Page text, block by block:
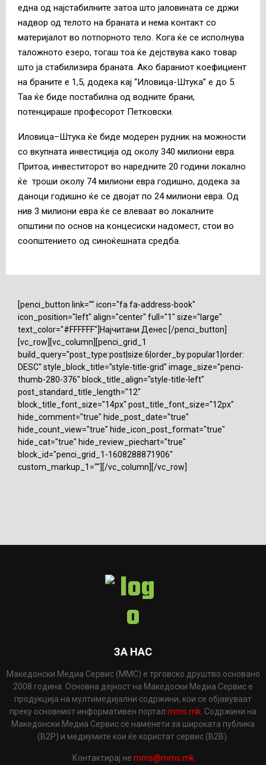
една од најстабилните затоа што јаловината се држи
надвор од телото на браната и нема контакт со
материјалот во потпорното тело. Кога ќе се исполнува
таложното езеро, тогаш тоа ќе дејствува како товар
што ја стабилизира браната. Ако бараниот коефициент
на браните е 1,5, додека кај “Иловица-Штука” е до 5.
Таа ќе биде постабилна од водните брани,
потенцираше професорот Петковски.
Иловица–Штука ќе биде модерен рудник на можности
со вкупната инвестиција од околу 340 милиони евра.
Притоа, инвеститорот во наредните 20 години локално
ќе троши околу 74 милиони евра годишно, додека за
даноци годишно ќе се двојат по 24 милиони евра. Од
нив 3 милиони евра ќе се влеваат во локалните
општини по основ на концесиски надомест, стои во
соопштението од синоќешната средба.
[penci_button link="" icon="fa fa-address-book"
icon_position="left" align="center" full="1" size="large"
text_color="#FFFFFF"]Најчитани Денес [/penci_button]
[vc_row][vc_column][penci_grid_1
build_query="post_type:post|size:6|order_by:popular1|order:
DESC" style_block_title="style-title-grid" image_size="penci-
thumb-280-376" block_title_align="style-title-left"
post_standard_title_length="12"
block_title_font_size="14px" post_title_font_size="12px"
hide_comment="true" hide_post_date="true"
hide_count_view="true" hide_icon_post_format="true"
hide_cat="true" hide_review_piechart="true"
block_id="penci_grid_1-1608288871906"
custom_markup_1=""][/vc_column][/vc_row]
ЗА НАС
Македонски Медиа Сервис (ММС) е трговско друштво основано
2008 година. Основна дејност на Македоски Медиа Сервис е
продукција на мултимедијални содржини, кои се објавуваат
преку основниот информативен портал mms.mk . Содржини на
Македонски Медиа Сервис се наменети за широката публика
(B2P) и медиумите кои ќе користат сервис (B2B).
Контактирај не mms@mms.mk